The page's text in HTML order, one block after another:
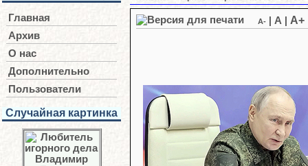
Главная
Архив
О нас
Дополнительно
Пользователи
Случайная картинка
A- A A+